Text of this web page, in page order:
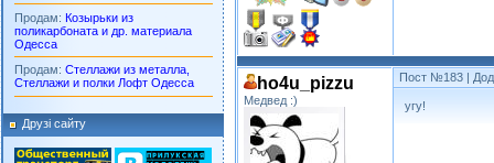
Продам: Козырьки из
поликарбоната и др. материала
Одесса
Продам: Стеллажи из металла,
Стеллажи и полки Лофт Одесса
Друзі сайту
ho4u_pizzu
Медвед :)
Пост №183 |
угу!